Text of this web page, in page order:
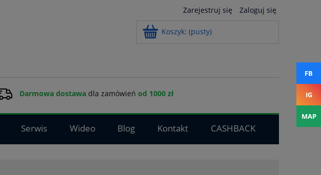
Zarejestruj się Zaloguj się
Koszyk: (pusty)
Darmowa dostawadla zamówień od 1000 zł
Serwis Wideo Blog Kontakt
CASHBACK
FB
IG
MAP